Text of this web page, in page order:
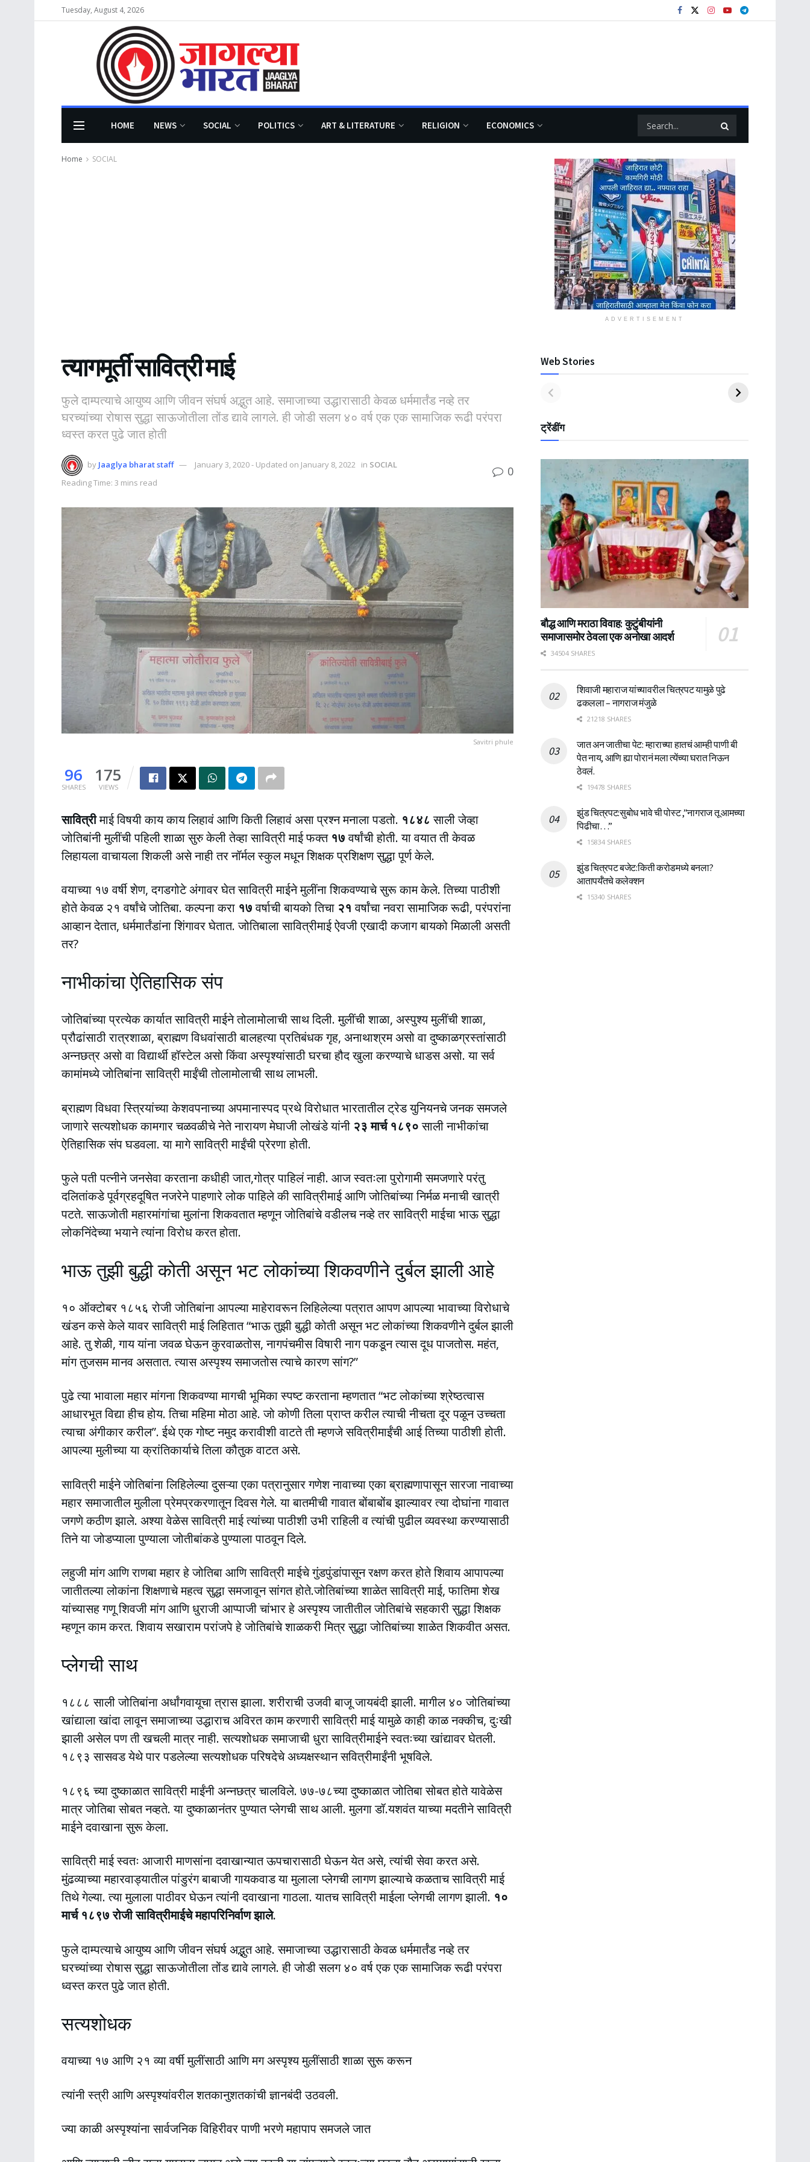
Tuesday, August 4, 2026
HOME NEWS SOCIAL POLITICS ART & LITERATURE RELIGION ECONOMICS
Home SOCIAL
त्यागमूर्ती सावित्री माई
फुले दाम्पत्याचे आयुष्य आणि जीवन संघर्ष अद्भुत आहे. समाजाच्या उद्धारासाठी केवळ धर्ममार्तंड नव्हे तर
घरच्यांच्या रोषास सुद्धा साऊजोतीला तोंड द्यावे लागले. ही जोडी सलग ४० वर्ष एक एक सामाजिक रूढी परंपरा
ध्वस्त करत पुढे जात होती
by Jaaglya bharat staff January 3, 2020 - Updated on January 8, 2022 in SOCIAL
Reading Time: 3 mins read
0
Savitri phule
96
SHARES
175
VIEWS
सावित्रीमाई विषयी काय काय लिहावं आणि किती लिहावं असा प्रश्न मनाला पडतो. १८४८ साली जेव्हा
जोतिबांनी मुलींची पहिली शाळा सुरु केली तेव्हा सावित्री माई फक्त १७वर्षांची होती. या वयात ती केवळ
लिहायला वाचायला शिकली असे नाही तर नॉर्मल स्कुल मधून शिक्षक प्रशिक्षण सुद्धा पूर्ण केले.
वयाच्या १७ वर्षी शेण, दगडगोटे अंगावर घेत सावित्री माईने मुलींना शिकवण्याचे सुरू काम केले. तिच्या पाठीशी
होते केवळ २१ वर्षांचे जोतिबा. कल्पना करा १७वर्षाची बायको तिचा २१ वर्षांचा नवरा सामाजिक रूढी, परंपरांना
आव्हान देतात, धर्ममार्तंडांना शिंगावर घेतात. जोतिबाला सावित्रीमाई ऐवजी एखादी कजाग बायको मिळाली असती
तर?
नाभीकांचा ऐतिहासिक संप
जोतिबांच्या प्रत्येक कार्यात सावित्री माईने तोलामोलाची साथ दिली. मुलींची शाळा, अस्पुश्य मुलींची शाळा,
प्रौढांसाठी रात्रशाळा, ब्राह्मण विधवांसाठी बालहत्या प्रतिबंधक गृह, अनाथाश्रम असो वा दुष्काळग्रस्तांसाठी
अन्नछत्र असो वा विद्यार्थी हॉस्टेल असो किंवा अस्पृश्यांसाठी घरचा हौद खुला करण्याचे धाडस असो. या सर्व
कामांमध्ये जोतिबांना सावित्री माईंची तोलामोलाची साथ लाभली.
ब्राह्मण विधवा स्त्रियांच्या केशवपनाच्या अपमानास्पद प्रथे विरोधात भारतातील ट्रेड युनियनचे जनक समजले
जाणारे सत्यशोधक कामगार चळवळीचे नेते नारायण मेघाजी लोखंडे यांनी २३ मार्च १८९०साली नाभीकांचा
ऐतिहासिक संप घडवला. या मागे सावित्री माईंची प्रेरणा होती.
फुले पती पत्नीने जनसेवा करताना कधीही जात,गोत्र पाहिलं नाही. आज स्वतःला पुरोगामी समजणारे परंतु
दलितांकडे पूर्वग्रहदूषित नजरेने पाहणारे लोक पाहिले की सावित्रीमाई आणि जोतिबांच्या निर्मळ मनाची खात्री
पटते. साऊजोती महारमांगांचा मुलांना शिकवतात म्हणून जोतिबांचे वडीलच नव्हे तर सावित्री माईचा भाऊ सुद्धा
लोकनिंदेच्या भयाने त्यांना विरोध करत होता.
भाऊ तुझी बुद्धी कोती असून भट लोकांच्या शिकवणीने दुर्बल झाली आहे
१० ऑक्टोबर १८५६ रोजी जोतिबांना आपल्या माहेरावरून लिहिलेल्या पत्रात आपण आपल्या भावाच्या विरोधाचे
खंडन कसे केले यावर सावित्री माई लिहितात “भाऊ तुझी बुद्धी कोती असून भट लोकांच्या शिकवणीने दुर्बल झाली
आहे. तु शेळी, गाय यांना जवळ घेऊन कुरवाळतोस, नागपंचमीस विषारी नाग पकडून त्यास दूध पाजतोस. महंत,
मांग तुजसम मानव असतात. त्यास अस्पृश्य समाजतोस त्याचे कारण सांग?”
पुढे त्या भावाला महार मांगना शिकवण्या मागची भूमिका स्पष्ट करताना म्हणतात “भट लोकांच्या श्रेष्ठत्वास
आधारभूत विद्या हीच होय. तिचा महिमा मोठा आहे. जो कोणी तिला प्राप्त करील त्याची नीचता दूर पळून उच्चता
त्याचा अंगीकार करील”. ईथे एक गोष्ट नमुद करावीशी वाटते ती म्हणजे सवित्रीमाईंची आई तिच्या पाठीशी होती.
आपल्या मुलीच्या या क्रांतिकार्याचे तिला कौतुक वाटत असे.
सावित्री माईने जोतिबांना लिहिलेल्या दुसऱ्या एका पत्रानुसार गणेश नावाच्या एका ब्राह्मणापासून सारजा नावाच्या
महार समाजातील मुलीला प्रेमप्रकरणातून दिवस गेले. या बातमीची गावात बोंबाबोंब झाल्यावर त्या दोघांना गावात
जगणे कठीण झाले. अश्या वेळेस सावित्री माई त्यांच्या पाठीशी उभी राहिली व त्यांची पुढील व्यवस्था करण्यासाठी
तिने या जोडप्याला पुण्याला जोतीबांकडे पुण्याला पाठवून दिले.
लहुजी मांग आणि राणबा महार हे जोतिबा आणि सावित्री माईचे गुंडपुंडांपासून रक्षण करत होते शिवाय आपापल्या
जातीतल्या लोकांना शिक्षणाचे महत्व सुद्धा समजावून सांगत होते.जोतिबांच्या शाळेत सावित्री माई, फातिमा शेख
यांच्यासह गणू शिवजी मांग आणि धुराजी आप्पाजी चांभार हे अस्पृश्य जातीतील जोतिबांचे सहकारी सुद्धा शिक्षक
म्हणून काम करत. शिवाय सखाराम परांजपे हे जोतिबांचे शाळकरी मित्र सुद्धा जोतिबांच्या शाळेत शिकवीत असत.
प्लेगची साथ
१८८८ साली जोतिबांना अर्धांगवायूचा त्रास झाला. शरीराची उजवी बाजू जायबंदी झाली. मागील ४० जोतिबांच्या
खांद्याला खांदा लावून समाजाच्या उद्धाराच अविरत काम करणारी सावित्री माई यामुळे काही काळ नक्कीच, दुःखी
झाली असेल पण ती खचली मात्र नाही. सत्यशोधक समाजाची धुरा सावित्रीमाईने स्वतःच्या खांद्यावर घेतली.
१८९३ सासवड येथे पार पडलेल्या सत्यशोधक परिषदेचे अध्यक्षस्थान सवित्रीमाईंनी भूषविले.
१८९६ च्या दुष्काळात सावित्री माईंनी अन्नछत्र चालविले. ७७-७८च्या दुष्काळात जोतिबा सोबत होते यावेळेस
मात्र जोतिबा सोबत नव्हते. या दुष्काळानंतर पुण्यात प्लेगची साथ आली. मुलगा डॉ.यशवंत याच्या मदतीने सावित्री
माईने दवाखाना सुरू केला.
सावित्री माई स्वतः आजारी माणसांना दवाखान्यात ऊपचारासाठी घेऊन येत असे, त्यांची सेवा करत असे.
मुंढव्याच्या महारवाड्यातील पांडुरंग बाबाजी गायकवाड या मुलाला प्लेगची लागण झाल्याचे कळताच सावित्री माई
तिथे गेल्या. त्या मुलाला पाठीवर घेऊन त्यांनी दवाखाना गाठला. यातच सावित्री माईला प्लेगची लागण झाली. १०
मार्च १८९७ रोजी सावित्रीमाईचे महापरिनिर्वाण झाले.
फुले दाम्पत्याचे आयुष्य आणि जीवन संघर्ष अद्भुत आहे. समाजाच्या उद्धारासाठी केवळ धर्ममार्तंड नव्हे तर
घरच्यांच्या रोषास सुद्धा साऊजोतीला तोंड द्यावे लागले. ही जोडी सलग ४० वर्ष एक एक सामाजिक रूढी परंपरा
ध्वस्त करत पुढे जात होती.
सत्यशोधक
वयाच्या १७ आणि २१ व्या वर्षी मुलींसाठी आणि मग अस्पृश्य मुलींसाठी शाळा सुरू करून
त्यांनी स्त्री आणि अस्पृश्यांवरील शतकानुशतकांची ज्ञानबंदी उठवली.
ज्या काळी अस्पृश्यांना सार्वजनिक विहिरीवर पाणी भरणे महापाप समजले जात
ADVERTISEMENT
Web Stories
ट्रेंडींग
बौद्ध आणि मराठा विवाह: कुटुंबीयांनी
समाजासमोर ठेवला एक अनोखा आदर्श
34504 SHARES
शिवाजी महाराज यांच्यावरील चित्रपट यामुळे पुढे
ढकलला – नागराज मंजुळे
21218 SHARES
जात अन जातीचा पेट: म्हाराच्या हातचं आम्ही पाणी बी
पेत नाय, आणि ह्या पोरानं मला त्येंच्या घरात निऊन
ठेवलं.
19478 SHARES
झुंड चित्रपट:सुबोध भावे ची पोस्ट ,”नागराज तू आमच्या
पिढीचा…”
15834 SHARES
झुंड चित्रपट बजेट:किती करोडमध्ये बनला?
आतापर्यँतचे कलेक्शन
15340 SHARES